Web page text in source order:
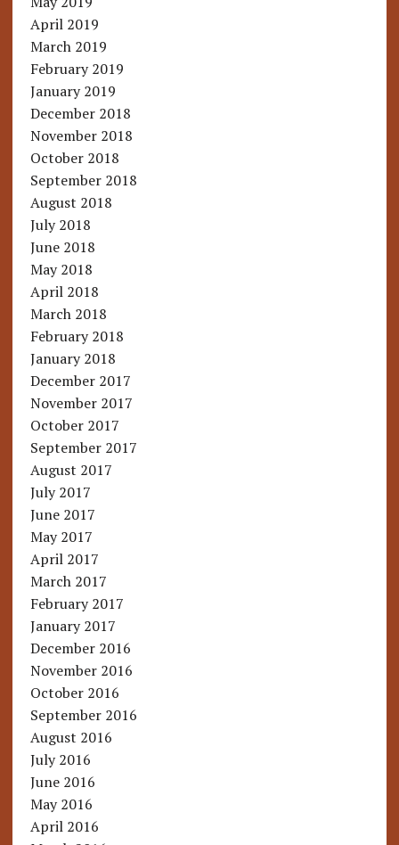
April 2019
March 2019
February 2019
January 2019
December 2018
November 2018
October 2018
September 2018
August 2018
July 2018
June 2018
May 2018
April 2018
March 2018
February 2018
January 2018
December 2017
November 2017
October 2017
September 2017
August 2017
July 2017
June 2017
May 2017
April 2017
March 2017
February 2017
January 2017
December 2016
November 2016
October 2016
September 2016
August 2016
July 2016
June 2016
May 2016
April 2016